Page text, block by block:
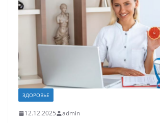
ЗДОРОВЬЕ
12.12.2025 admin